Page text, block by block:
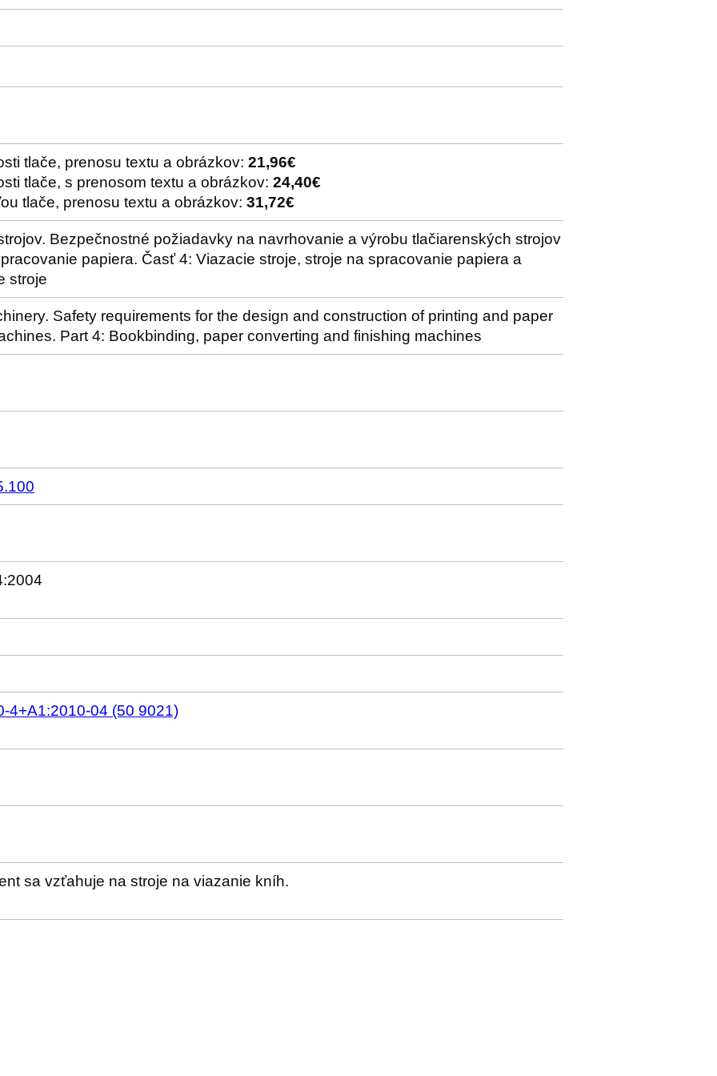
tlače, prenosu textu a obrázkov: 21,96€
tlače, s prenosom textu a obrázkov: 24,40€
tlače, prenosu textu a obrázkov: 31,72€
Bezpečnostné požiadavky na navrhovanie a výrobu tlačiarenských strojov
papiera. Časť 4: Viazacie stroje, stroje na spracovanie papiera a
stroje
Safety requirements for the design and construction of printing and paper
Part 4: Bookbinding, paper converting and finishing machines
4+A1:2010-04 (50 9021)
sa vzťahuje na stroje na viazanie kníh.